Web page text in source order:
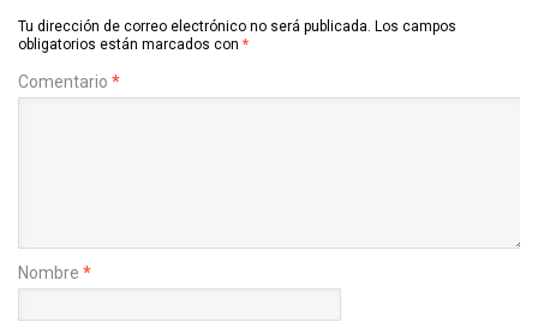
Tu dirección de correo electrónico no será publicada. Los campos
obligatorios están marcados con *
Comentario *
Nombre *